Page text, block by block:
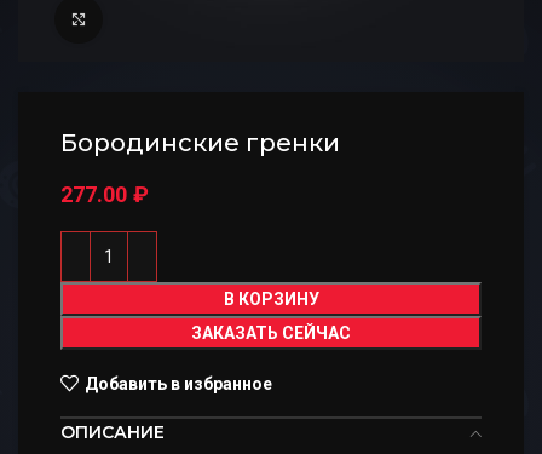
Бородинские гренки
277.00 ₽
В КОРЗИНУ
ЗАКАЗАТЬ СЕЙЧАС
Добавить в избранное
ОПИСАНИЕ